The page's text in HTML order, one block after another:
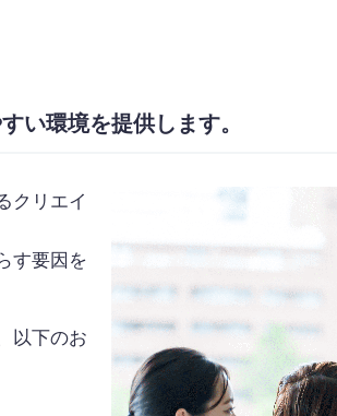
い環境を提供します。
クリエイ
す要因を
以下のお